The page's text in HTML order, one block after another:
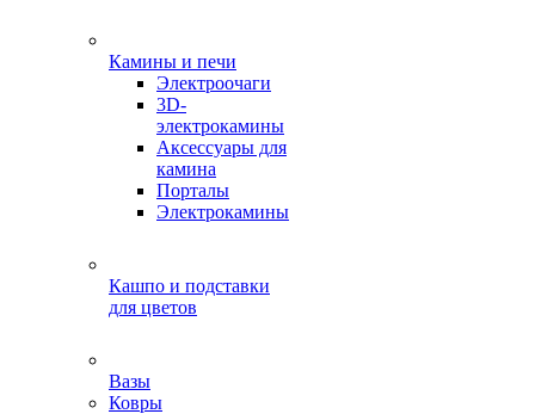
Камины и печи
Электроочаги
3D-
электрокамины
Аксессуары для
камина
Порталы
Электрокамины
Кашпо и подставки
для цветов
Вазы
Ковры